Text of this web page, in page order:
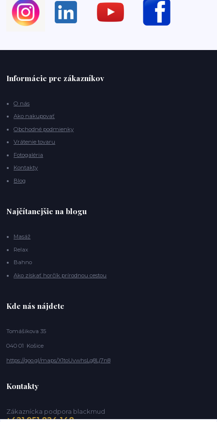
Informácie pre zákazníkov
O nás
Ako nakupovať
Obchodné podmienky
Vrátenie tovaru
Fotogaléria
Kontakty
Blog
Najčítanejšie na blogu
Masáž
Relax
Bahno
Ako získať horčík prírodnou cestou
Kde nás nájdete
Tomášikova 35
040 01 Košice
https://goo.gl/maps/X1toUvwhsLg8Lj7n8
Kontakty
Zákaznícka podpora blackmud